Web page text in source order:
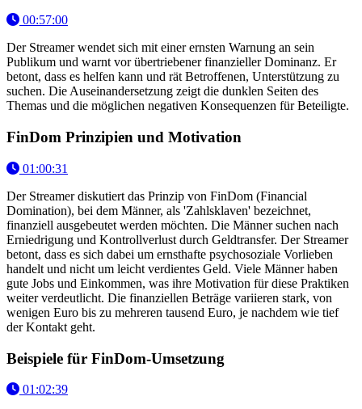
00:57:00
Der Streamer wendet sich mit einer ernsten Warnung an sein
Publikum und warnt vor übertriebener finanzieller Dominanz. Er
betont, dass es helfen kann und rät Betroffenen, Unterstützung zu
suchen. Die Auseinandersetzung zeigt die dunklen Seiten des
Themas und die möglichen negativen Konsequenzen für Beteiligte.
FinDom Prinzipien und Motivation
01:00:31
Der Streamer diskutiert das Prinzip von FinDom (Financial
Domination), bei dem Männer, als 'Zahlsklaven' bezeichnet,
finanziell ausgebeutet werden möchten. Die Männer suchen nach
Erniedrigung und Kontrollverlust durch Geldtransfer. Der Streamer
betont, dass es sich dabei um ernsthafte psychosoziale Vorlieben
handelt und nicht um leicht verdientes Geld. Viele Männer haben
gute Jobs und Einkommen, was ihre Motivation für diese Praktiken
weiter verdeutlicht. Die finanziellen Beträge variieren stark, von
wenigen Euro bis zu mehreren tausend Euro, je nachdem wie tief
der Kontakt geht.
Beispiele für FinDom-Umsetzung
01:02:39